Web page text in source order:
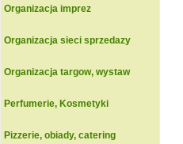
Organizacja imprez
Organizacja sieci sprzedazy
Organizacja targow, wystaw
Perfumerie, Kosmetyki
Pizzerie, obiady, catering